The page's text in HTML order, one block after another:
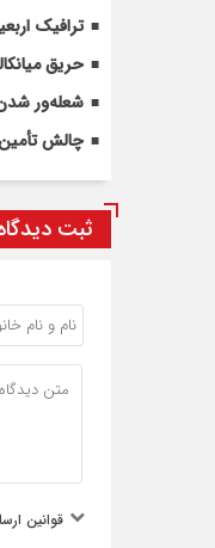
ترافیک
حریق
شعله‌ور
چالش تأمین آب ۱۸ روستای مازندران
ثبت
قوانین